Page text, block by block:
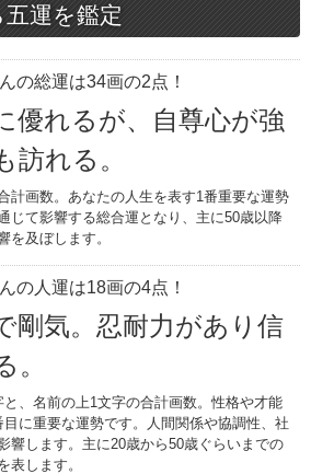
運を鑑定
の総運は34画の2点！
優れるが、自尊心が強
訪れる。
計画数。あなたの人生を表す1番重要な運勢
じて影響する総合運となり、主に50歳以降
を及ぼします。
の人運は18画の4点！
剛気。忍耐力があり信
。
と、名前の上1文字の合計画数。性格や才能
目に重要な運勢です。人間関係や協調性、社
響します。主に20歳から50歳ぐらいまでの
表します。